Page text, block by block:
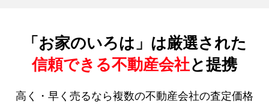
「お家のいろは」は厳選された
信頼できる不動産会社と提携
高く・早く売るなら複数の不動産会社の査定価格